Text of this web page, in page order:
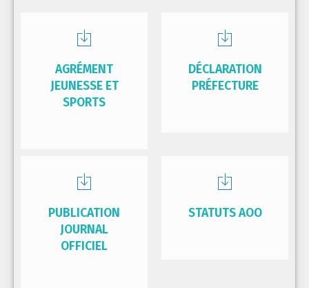
AGRÉMENT
JEUNESSE ET
SPORTS
DÉCLARATION
PRÉFECTURE
PUBLICATION
JOURNAL
OFFICIEL
STATUTS AOO